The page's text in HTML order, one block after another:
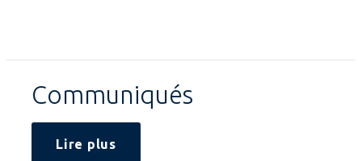
Communiqués
Lire plus